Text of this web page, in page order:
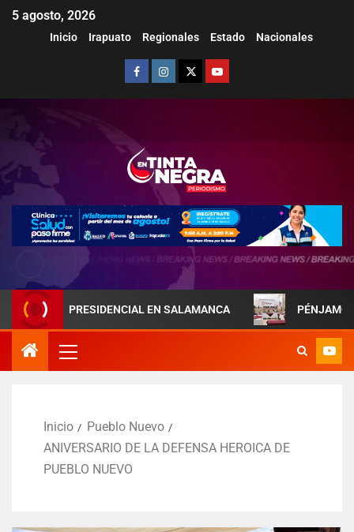
5 agosto, 2026
Inicio Irapuato Regionales Estado Nacionales
PRESIDENCIAL EN SALAMANCA PÉNJAMO
Inicio
Pueblo Nuevo
ANIVERSARIO DE LA DEFENSA HEROICA DE
PUEBLO NUEVO